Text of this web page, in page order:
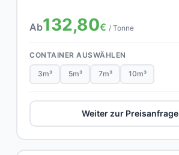
Ab132,80€ / Tonne
CONTAINER AUSWÄHLEN
3m³ 5m³ 7m³ 10m³
Weiter zur Preisanfrage